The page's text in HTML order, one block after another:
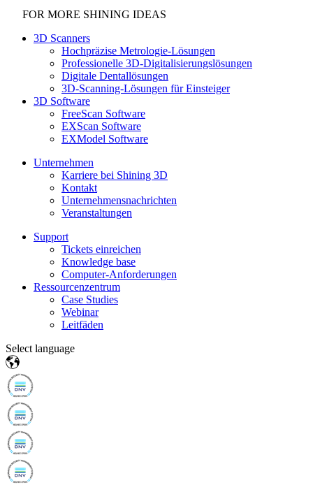
FOR MORE SHINING IDEAS
3D Scanners
Hochpräzise Metrologie-Lösungen
Professionelle 3D-Digitalisierungslösungen
Digitale Dentallösungen
3D-Scanning-Lösungen für Einsteiger
3D Software
FreeScan Software
EXScan Software
EXModel Software
Unternehmen
Karriere bei Shining 3D
Kontakt
Unternehmensnachrichten
Veranstaltungen
Support
Tickets einreichen
Knowledge base
Computer-Anforderungen
Ressourcenzentrum
Case Studies
Webinar
Leitfäden
Select language